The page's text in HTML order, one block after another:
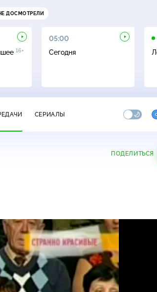
ДОСМОТРЕЛИ
16+
05:00
Сегодня
СЕРИАЛЫ
ПОДЕЛИТЬСЯ